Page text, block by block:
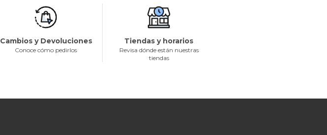
Cambios y Devoluciones
Conoce cómo pedirlos
Tiendas y horarios
Revisa dónde están nuestras
tiendas